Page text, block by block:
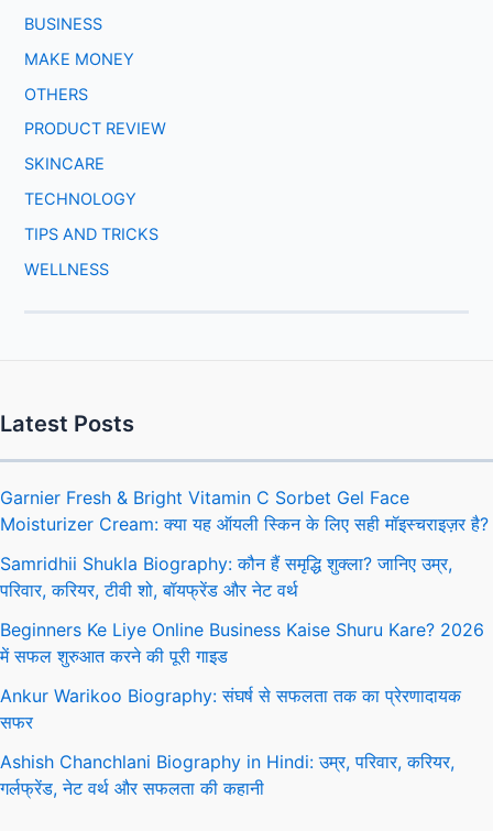
BUSINESS
MAKE MONEY
OTHERS
PRODUCT REVIEW
SKINCARE
TECHNOLOGY
TIPS AND TRICKS
WELLNESS
Latest Posts
Garnier Fresh & Bright Vitamin C Sorbet Gel Face
Moisturizer Cream: क्या यह ऑयली स्किन के लिए सही मॉइस्चराइज़र है?
Samridhii Shukla Biography: कौन हैं समृद्धि शुक्ला? जानिए उम्र,
परिवार, करियर, टीवी शो, बॉयफ्रेंड और नेट वर्थ
Beginners Ke Liye Online Business Kaise Shuru Kare? 2026
में सफल शुरुआत करने की पूरी गाइड
Ankur Warikoo Biography: संघर्ष से सफलता तक का प्रेरणादायक
सफर
Ashish Chanchlani Biography in Hindi: उम्र, परिवार, करियर,
गर्लफ्रेंड, नेट वर्थ और सफलता की कहानी